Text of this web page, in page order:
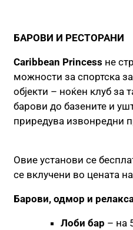
БАРОВИ И РЕСТОРАНИ
Caribbean Princess не
можности за спортска
објекти – ноќен клуб за
барови до базените и
приредува извонредни
Овие установи се
се вклучени во цената
Барови, одмор и
Лоби бар – на